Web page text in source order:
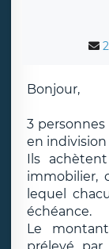
Bonjour,
3
en indivision
Ils
immobilier,
lequel
échéance.
Le